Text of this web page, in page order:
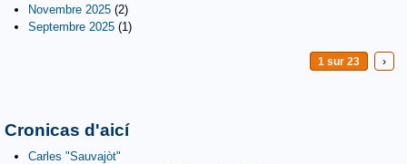
Novembre 2025 (2)
Septembre 2025 (1)
1 sur 23 ›
Cronicas d'aicí
Carles "Sauvajòt"